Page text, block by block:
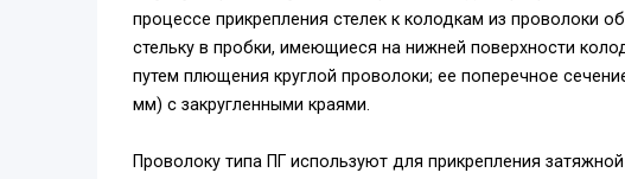
процессе прикрепления стелек к колодкам из проволоки
стельку в пробки, имеющиеся на нижней поверхности
путем плющения круглой проволоки; ее поперечное
мм) с закругленными краями.
Проволоку типа ПГ используют для прикрепления